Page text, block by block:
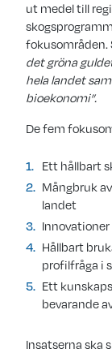
ut medel till
fokusområden.
det gröna
hela landet
bioekonomi”.
De fem
Ett hållbart
Mångbruk
landet
Innovationer
Hållbart
profilfråga i
Ett
bevarande
Insatserna ska